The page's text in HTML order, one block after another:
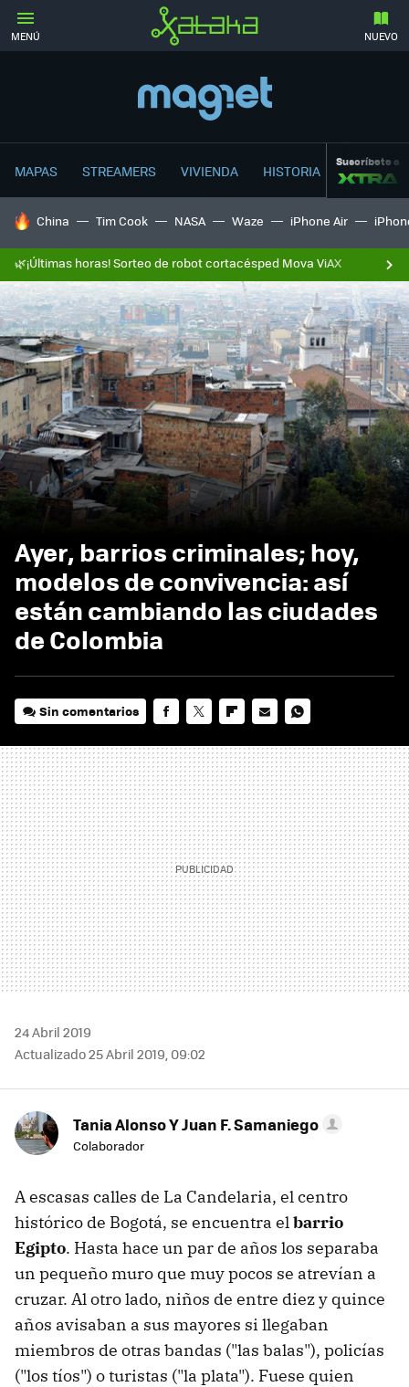
MENÚ NUEVO
MAPAS STREAMERS VIVIENDA HISTORIA Suscríbete a
HOY SE HABLA DE
China Tim Cook NASA Waze iPhone Air
🌿¡Últimas horas! Sorteo de robot cortacésped Mova ViAX
Ayer, barrios criminales; hoy,
modelos de convivencia: así
están cambiando las ciudades
de Colombia
Sin comentarios
MAIL
24 Abril 2019
Actualizado 25 Abril 2019, 09:02
Tania Alonso Y Juan F. Samaniego
Colaborador
A escasas calles de La Candelaria, el centro
histórico de Bogotá, se encuentra elbarrio
Egipto. Hasta hace un par de años los separaba
un pequeño muro que muy pocos se atrevían a
cruzar. Al otro lado, niños de entre diez y quince
años avisaban a sus mayores si llegaban
miembros de otras bandas ("las balas"), policías
("los tíos") o turistas ("la plata"). Fuese quien